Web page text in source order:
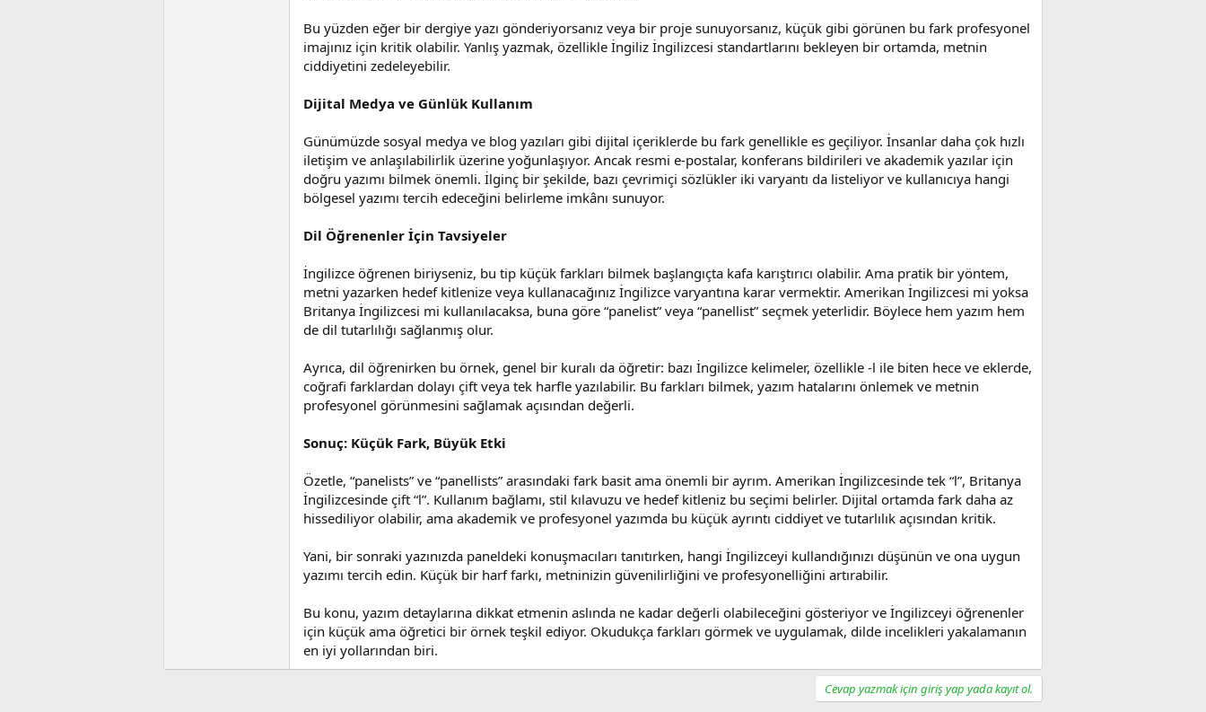
Bu yüzden eğer bir dergiye yazı gönderiyorsanız veya bir proje sunuyorsanız, küçük gibi görünen bu fark profesyonel
imajınız için kritik olabilir. Yanlış yazmak, özellikle İngiliz İngilizcesi standartlarını bekleyen bir ortamda, metnin
ciddiyetini zedeleyebilir.
Dijital Medya ve Günlük Kullanım
Günümüzde sosyal medya ve blog yazıları gibi dijital içeriklerde bu fark genellikle es geçiliyor. İnsanlar daha çok hızlı
iletişim ve anlaşılabilirlik üzerine yoğunlaşıyor. Ancak resmi e-postalar, konferans bildirileri ve akademik yazılar için
doğru yazımı bilmek önemli. İlginç bir şekilde, bazı çevrimiçi sözlükler iki varyantı da listeliyor ve kullanıcıya hangi
bölgesel yazımı tercih edeceğini belirleme imkânı sunuyor.
Dil Öğrenenler İçin Tavsiyeler
İngilizce öğrenen biriyseniz, bu tip küçük farkları bilmek başlangıçta kafa karıştırıcı olabilir. Ama pratik bir yöntem,
metni yazarken hedef kitlenize veya kullanacağınız İngilizce varyantına karar vermektir. Amerikan İngilizcesi mi yoksa
Britanya İngilizcesi mi kullanılacaksa, buna göre “panelist” veya “panellist” seçmek yeterlidir. Böylece hem yazım hem
de dil tutarlılığı sağlanmış olur.
Ayrıca, dil öğrenirken bu örnek, genel bir kuralı da öğretir: bazı İngilizce kelimeler, özellikle -l ile biten hece ve eklerde,
coğrafi farklardan dolayı çift veya tek harfle yazılabilir. Bu farkları bilmek, yazım hatalarını önlemek ve metnin
profesyonel görünmesini sağlamak açısından değerli.
Sonuç: Küçük Fark, Büyük Etki
Özetle, “panelists” ve “panellists” arasındaki fark basit ama önemli bir ayrım. Amerikan İngilizcesinde tek “l”, Britanya
İngilizcesinde çift “l”. Kullanım bağlamı, stil kılavuzu ve hedef kitleniz bu seçimi belirler. Dijital ortamda fark daha az
hissediliyor olabilir, ama akademik ve profesyonel yazımda bu küçük ayrıntı ciddiyet ve tutarlılık açısından kritik.
Yani, bir sonraki yazınızda paneldeki konuşmacıları tanıtırken, hangi İngilizceyi kullandığınızı düşünün ve ona uygun
yazımı tercih edin. Küçük bir harf farkı, metninizin güvenilirliğini ve profesyonelliğini artırabilir.
Bu konu, yazım detaylarına dikkat etmenin aslında ne kadar değerli olabileceğini gösteriyor ve İngilizceyi öğrenenler
için küçük ama öğretici bir örnek teşkil ediyor. Okudukça farkları görmek ve uygulamak, dilde incelikleri yakalamanın
en iyi yollarından biri.
Cevap yazmak için giriş yap yada kayıt ol.